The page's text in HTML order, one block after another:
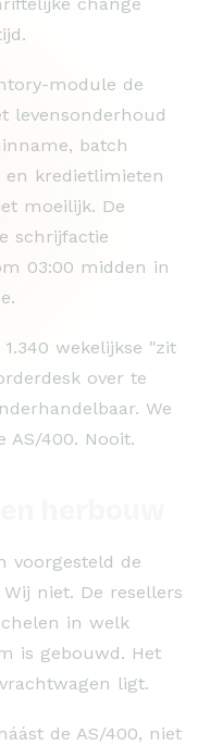
module de
levensonderhoud
batch
en kredietlimieten
moeilijk. De
schrijfactie
03:00 midden in
wekelijkse "zit
over te
We
AS/400. Nooit.
voorgesteld de
niet. De resellers
in welk
is gebouwd. Het
ligt.
de AS/400, niet